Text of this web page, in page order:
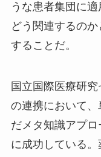
うな患者集団に
どう関連するの
することだ。
国立国際医療研
の連携において
だメタ知識アプ
に成功している